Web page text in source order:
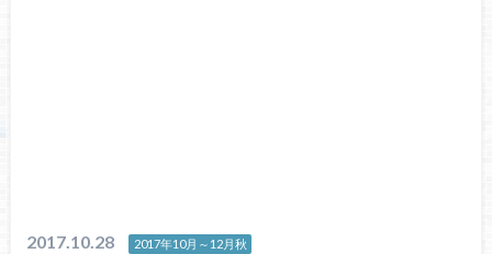
2017.10.28 2017年10月～12月秋